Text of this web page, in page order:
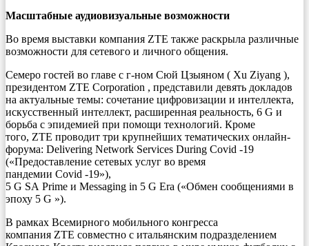
Масштабные аудиовизуальные возможности
Во время выставки компания ZTE также раскрыла различные
возможности для сетевого и личного общения.
Семеро гостей во главе с г-ном Сюй Цзыяном ( Xu Ziyang ),
президентом ZTE Corporation , представили девять докладов
на актуальные темы: сочетание цифровизации и интеллекта,
искусственный интеллект, расширенная реальность, 6 G и
борьба с эпидемией при помощи технологий. Кроме
того, ZTE проводит три крупнейших тематических онлайн-
форума: Delivering Network Services During Covid -19
(«Предоставление сетевых услуг во время
пандемии Covid -19»),
5 G SA Prime и Messaging in 5 G Era («Обмен сообщениями в
эпоху 5 G »).
В рамках Всемирного мобильного конгресса
компания ZTE совместно с итальянским подразделением